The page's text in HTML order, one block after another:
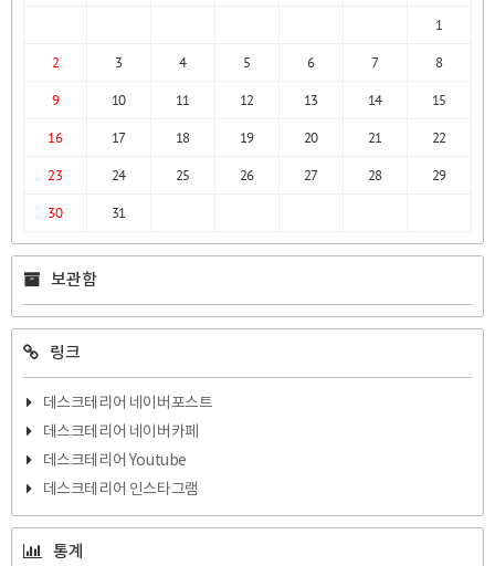
1
2
3 4 5 6 7
8
9
10 11 12 13 14
15
16
17 18 19 20 21
22
23
24 25 26 27 28
29
30
31
보관함
링크
데스크테리어 네이버포스트
데스크테리어 네이버카페
데스크테리어 Youtube
데스크테리어 인스타그램
통계